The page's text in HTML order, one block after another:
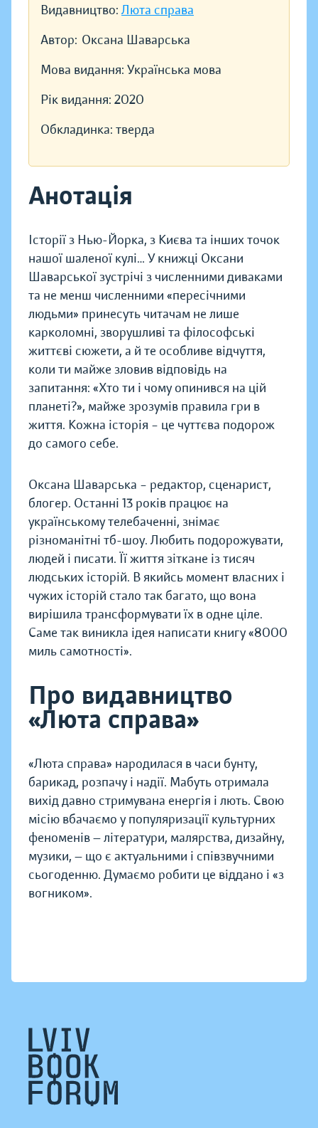
Видавництво: Люта справа
Автор: Оксана Шаварська
Мова видання: Українська мова
Рік видання: 2020
Обкладинка: тверда
Анотація
Історії з Нью-Йорка, з Києва та інших точок
нашої шаленої кулі… У книжці Оксани
Шаварської зустрічі з численними диваками
та не менш численними «пересічними
людьми» принесуть читачам не лише
карколомні, зворушливі та філософські
життєві сюжети, а й те особливе відчуття,
коли ти майже зловив відповідь на
запитання: «Хто ти і чому опинився на цій
планеті?», майже зрозумів правила гри в
життя. Кожна історія – це чуттєва подорож
до самого себе.
Оксана Шаварська – редактор, сценарист,
блогер. Останні 13 років працює на
українському телебаченні, знімає
різноманітні тб-шоу. Любить подорожувати,
людей і писати. Її життя зіткане із тисяч
людських історій. В якийсь момент власних і
чужих історій стало так багато, що вона
вирішила трансформувати їх в одне ціле.
Саме так виникла ідея написати книгу «8000
миль самотності».
Про видавництво
«Люта справа»
«Люта справа» народилася в часи бунту,
барикад, розпачу і надії. Мабуть отримала
вихід давно стримувана енергія і лють. Свою
місію вбачаємо у популяризації культурних
феноменів — літератури, малярства, дизайну,
музики, — що є актуальними і співзвучними
сьогоденню. Думаємо робити це віддано і «з
вогником».